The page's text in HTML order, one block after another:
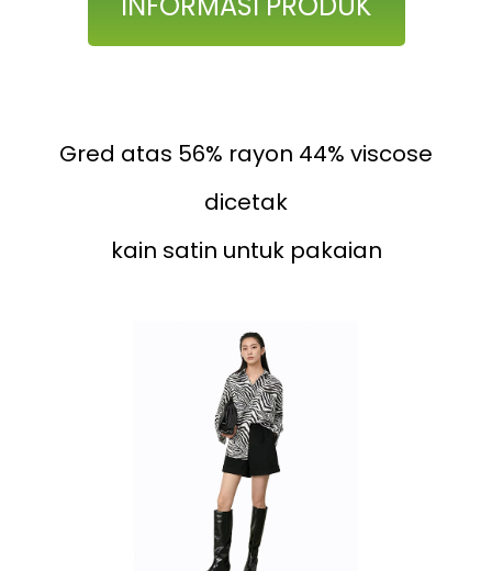
Gred atas 56% rayon 44% viscose
dicetak
kain satin untuk pakaian